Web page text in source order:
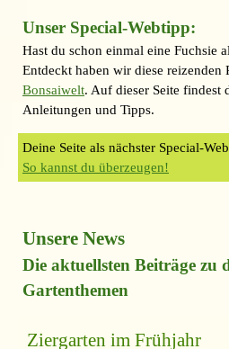
Unser Special-Webtipp:
Hast du schon einmal eine Fuchsie
Entdeckt haben wir diese reizenden
Bonsaiwelt. Auf dieser Seite findest
Anleitungen und Tipps.
Deine Seite als nächster Special-
So kannst du überzeugen!
Unsere News
Die aktuellsten Beiträge zu
Gartenthemen
Ziergarten im Frühjahr